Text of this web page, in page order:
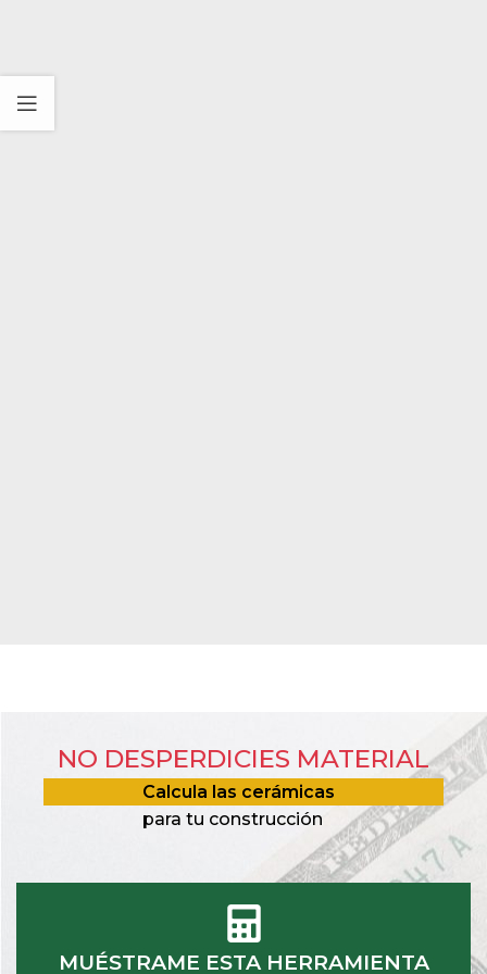
NO DESPERDICIES MATERIAL
Calcula las cerámicas
para tu construcción
MUÉSTRAME ESTA HERRAMIENTA